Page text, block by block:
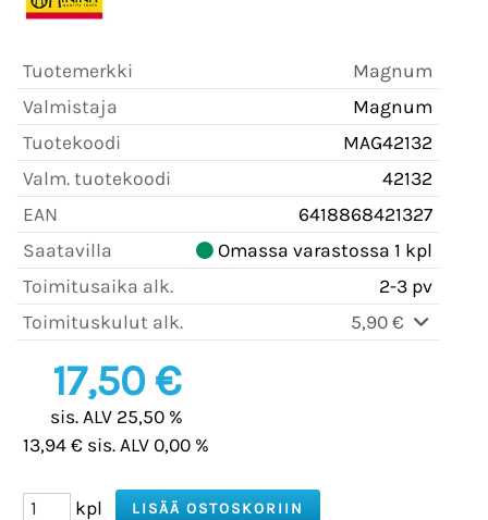
Tuotemerkki
Magnum
Valmistaja
Magnum
Tuotekoodi
MAG42132
Valm. tuotekoodi
42132
EAN
6418868421327
Saatavilla
Omassa varastossa 1 kpl
Toimitusaika alk.
2-3 pv
Toimituskulut alk.
5,90 €
17,50 €
sis. ALV 25,50 %
13,94 € sis. ALV 0,00 %
kpl